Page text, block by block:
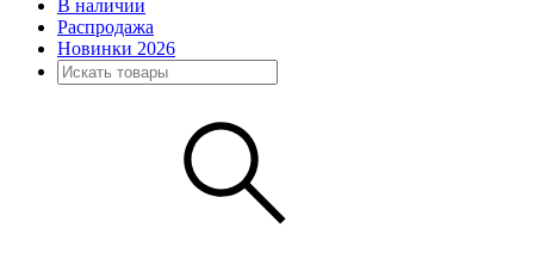
В наличии
Распродажа
Новинки 2026